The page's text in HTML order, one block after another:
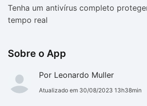
Tenha um antivírus completo
tempo real
Sobre o App
Por Leonardo Muller
Atualizado em 30/08/2023 13h38min